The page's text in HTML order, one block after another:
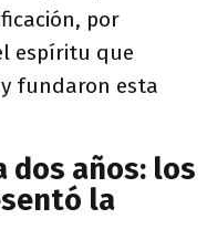
por
espíritu que
fundaron esta
dos años: los
la